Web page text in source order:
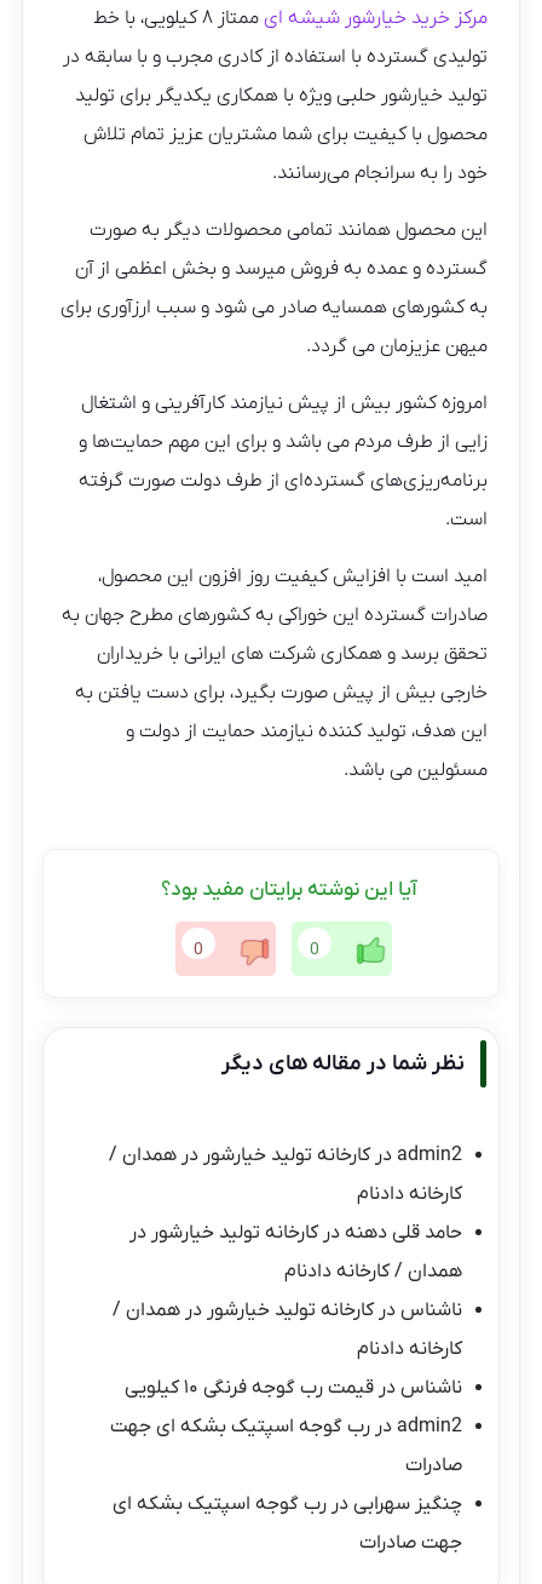
مرکز خرید خیارشور شیشه ای
ممتاز ۸ کیلویی، با خط
تولیدی گسترده‌ با استفاده از کادری مجرب و با سابقه در
تولید خیارشور حلبی ویژه با همکاری یکدیگر برای تولید
محصول با کیفیت برای شما مشتریان عزیز تمام تلاش
خود را به سرانجام می‌رسانند.
این محصول همانند تمامی محصولات دیگر به صورت
گسترده و عمده به فروش میرسد و بخش اعظمی از آن
به کشورهای همسایه صادر می شود و سبب ارزآوری برای
میهن عزیزمان می گردد.
امروزه کشور بیش از پیش نیازمند کارآفرینی و اشتغال
زایی از طرف مردم می باشد و برای این مهم حمایت‌ها و
برنامه‌ریزی‌های گسترده‌ای از طرف دولت صورت گرفته
است.
امید است با افزایش کیفیت روز افزون این محصول،
صادرات گسترده این خوراکی به کشورهای مطرح جهان به
تحقق برسد و همکاری شرکت های ایرانی با خریداران
خارجی بیش از پیش صورت بگیرد،‌ برای دست یافتن به
این هدف، تولید کننده نیازمند حمایت از دولت و
مسئولین می باشد.
آیا این نوشته برایتان مفید بود؟
0
0
نظر شما در مقاله های دیگر
admin2 درکارخانه تولید خیارشور در همدان /
کارخانه دادنام
حامد قلی دهنه درکارخانه تولید خیارشور در
همدان / کارخانه دادنام
ناشناس درکارخانه تولید خیارشور در همدان /
کارخانه دادنام
ناشناس درقیمت رب گوجه فرنگی ۱۰ کیلویی
admin2 دررب گوجه اسپتیک بشکه ای جهت
صادرات
چنگیز سهرابی دررب گوجه اسپتیک بشکه ای
جهت صادرات